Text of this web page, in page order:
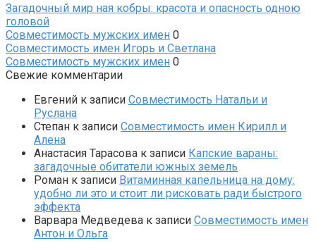
Загадочный мир ная кобры: красота и опасность одною
головой
Совместимость мужских имен 0
Совместимость имен Игорь и Светлана
Совместимость мужских имен 0
Свежие комментарии
Евгений к записи Совместимость Натальи и
Руслана
Степан к записи Совместимость имен Кирилл и
Алена
Анастасия Тарасова к записи Капские вараны:
загадочные обитатели южных земель
Роман к записи Витаминная капельница на дому:
удобно ли это и стоит ли рисковать ради быстрого
эффекта
Варвара Медведева к записи Совместимость имен
Антон и Ольга